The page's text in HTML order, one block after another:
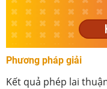
Phương pháp giải
Kết quả phép lai